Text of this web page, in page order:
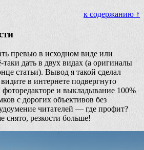
к содержанию ↑
превью в исходном виде или
дать в двух видах (а оригиналы
статьи). Вывод я такой сделал
в интернете подвергнуто
и выкладывание 100%
с дорогих объективов без
читателей — где профит?
резкости больше!